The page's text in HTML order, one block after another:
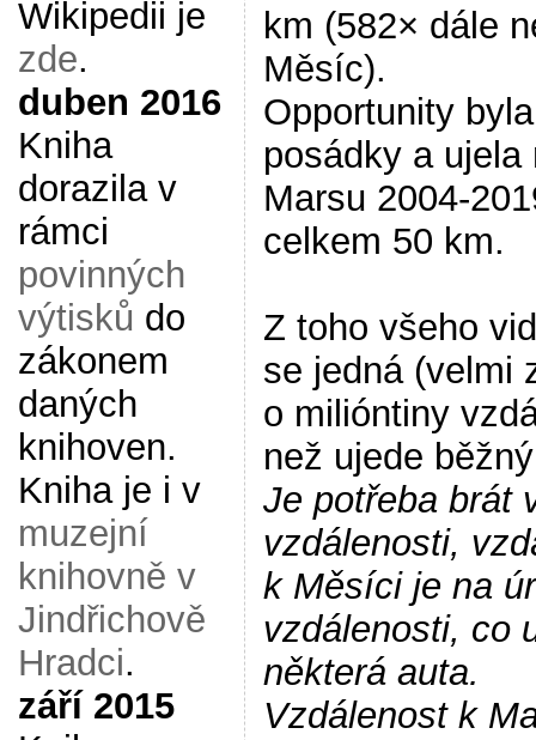
Wikipedii je
zde.
duben 2016
Kniha
dorazila v
rámci
povinných
výtisků do
zákonem
daných
knihoven.
Kniha je i v
muzejní
knihovně v
Jindřichově
Hradci.
září 2015
km (582× dále
Měsíc).
Opportunity
posádky a ujela
Marsu 2004-
celkem 50 km.
Z toho všeho
se jedná (velmi
o milióntiny
než ujede
Je potřeba brát
vzdálenosti,
k Měsíci je na
vzdálenosti, co
některá auta.
Vzdálenost k